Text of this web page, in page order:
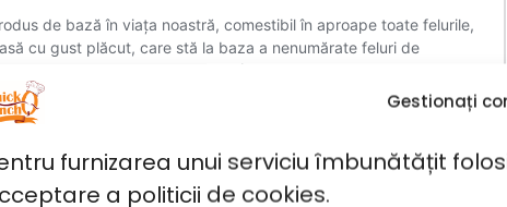
Gestionați
furnizarea unui serviciu îmbunătățit
a politicii de cookies.